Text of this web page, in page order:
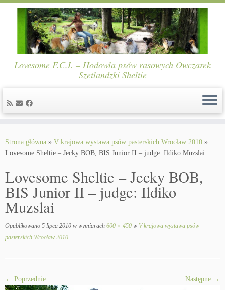
content
Lovesome F.C.I. – Hodowla psów rasowych Owczarek
Szetlandzki Sheltie
Strona główna » V krajowa wystawa psów pasterskich Wrocław 2010 »
Lovesome Sheltie – Jecky BOB, BIS Junior II – judge: Ildiko Muzslai
Lovesome Sheltie – Jecky BOB,
BIS Junior II – judge: Ildiko
Muzslai
Opublikowano 5 lipca 2010 w wymiarach 600 × 450 w V krajowa wystawa psów
pasterskich Wrocław 2010.
← Poprzednie Następne →